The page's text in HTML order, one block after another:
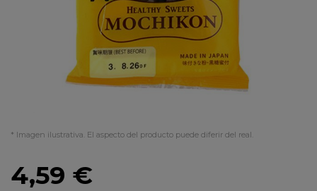
* Imagen ilustrativa. El aspecto del producto puede diferir del real.
4,59 €